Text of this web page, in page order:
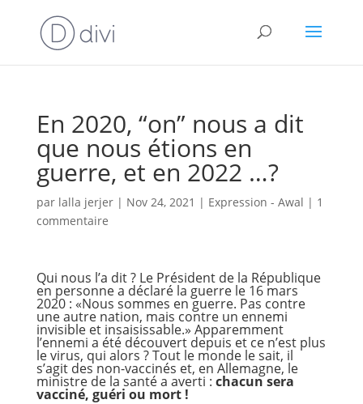
En 2020, “on” nous a dit
que nous étions en
guerre, et en 2022 …?
par lalla jerjer| Nov 24, 2021 | Expression - Awal | 1
commentaire
Qui nous l’a dit ? Le Président de la République
en personne a déclaré la guerre le 16 mars
2020 : «Nous sommes en guerre. Pas contre
une autre nation, mais contre un ennemi
invisible et insaisissable.» Apparemment
l’ennemi a été découvert depuis et ce n’est plus
le virus, qui alors ? Tout le monde le sait, il
s’agit des non-vaccinés et, en Allemagne, le
ministre de la santéa averti : chacun sera
vacciné, guéri ou mort !